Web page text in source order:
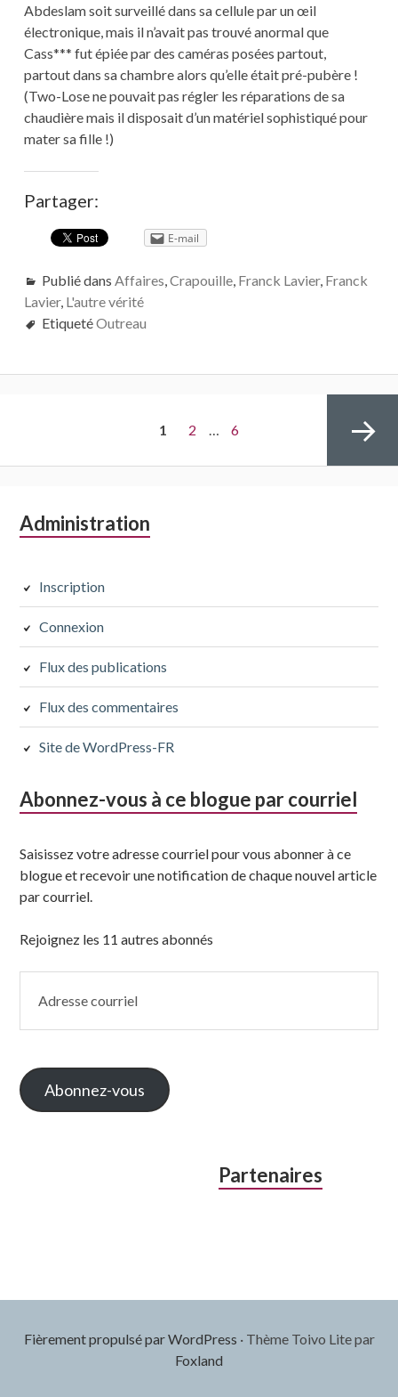
Abdeslam soit surveillé dans sa cellule par un œil
électronique, mais il n’avait pas trouvé anormal que
Cass*** fut épiée par des caméras posées partout,
partout dans sa chambre alors qu’elle était pré-pubère !
(Two-Lose ne pouvait pas régler les réparations de sa
chaudière mais il disposait d’un matériel sophistiqué pour
mater sa fille !)
Partager:
E-mail
Publié dans Affaires Crapouille, Franck Lavier, Franck
Lavier, L'autre vérité
EtiquetéOutreau
articles
PAGE
1 Page
2 … Page
6
Colonne
subsidiaire
Administration
Inscription
Connexion
Flux des publications
Flux des commentaires
Site de WordPress-FR
Abonnez-vous à ce blogue par courriel
Saisissez votre adresse courriel pour vous abonner à ce
blogue et recevoir une notification de chaque nouvel article
par courriel.
Rejoignez les 11 autres abonnés
courriel
Abonnez-vous
Partenaires
Fièrement propulsé par WordPress ·Thème Toivo Lite par
Foxland